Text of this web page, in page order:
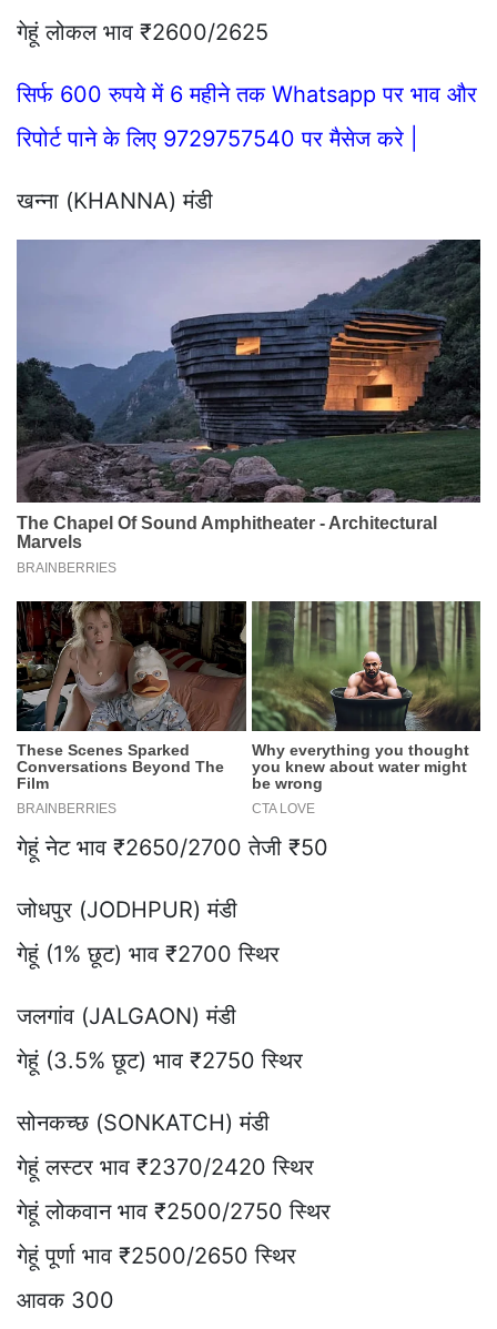
गेहूं लोकल भाव ₹2600/2625
सिर्फ 600 रुपये में 6 महीने तक Whatsapp पर भाव और
रिपोर्ट पाने के लिए 9729757540 पर मैसेज करे |
खन्ना (KHANNA) मंडी
गेहूं नेट भाव ₹2650/2700 तेजी ₹50
जोधपुर (JODHPUR) मंडी
गेहूं (1% छूट) भाव ₹2700 स्थिर
जलगांव (JALGAON) मंडी
गेहूं (3.5% छूट) भाव ₹2750 स्थिर
सोनकच्छ (SONKATCH) मंडी
गेहूं लस्टर भाव ₹2370/2420 स्थिर
गेहूं लोकवान भाव ₹2500/2750 स्थिर
गेहूं पूर्णा भाव ₹2500/2650 स्थिर
आवक 300